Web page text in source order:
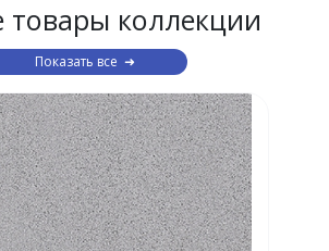
товары коллекции
Показать все